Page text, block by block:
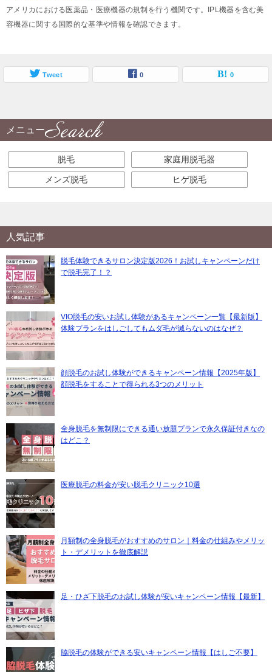
アメリカにおける医薬品・医療機器の規制を行う機関です。IPL機器を含む美
容機器に関する国際的な基準や情報を確認できます。
Tweet 0 0
メニュー
脱毛 家庭用脱毛器
メンズ脱毛 ヒゲ脱毛
人気記事
脱毛体験できるサロン決定版2026！お試しキャンペーンだけ
で脱毛完了！？
VIO脱毛の安いお試し体験があるキャンペーン一覧【最新版】
体験プランをはしごしてもムダ毛が減らないのはなぜ？
顔脱毛のお試し体験ができるキャンペーン情報【2025年版】
顔脱毛をすることで得られる3つのメリット
全身脱毛を無制限にできる通い放題プランで永久保証付きなの
はどこ？
医療脱毛の料金が安い脱毛クリニック10選
月額制の全身脱毛がおすすめのサロン｜料金の仕組みやメリッ
ト・デメリットを徹底解説
足・ひざ下脱毛のお試し体験が安いキャンペーン情報【最新】
脇脱毛の体験ができる安いキャンペーン情報【はしご不要】